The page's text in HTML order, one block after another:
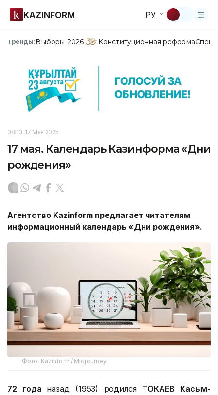
KAZINFORM РУ
Тренды:Выборы-2026 Конституционная реформа
08:10, 17 Мая 2025
17 мая. Календарь Казинформа «Дни
рождения»
Агентство Kazinform предлагает читателям
информационный календарь «Дни рождения».
Фото: Kazinform/ Midjourney
72 года назад (1953) родился ТОКАЕВ Касым-